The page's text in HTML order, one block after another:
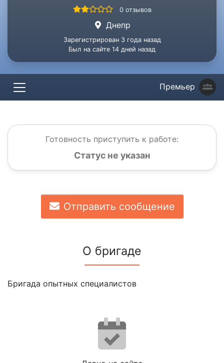
0 отзывов
Днепр
Зарегистрирован 3 года назад
Был на сайте 14 дней назад
Премьер
Готовность приступить к работе:
Статус не указан
Отправить сообщение
О бригаде
Бригада опытных специалистов